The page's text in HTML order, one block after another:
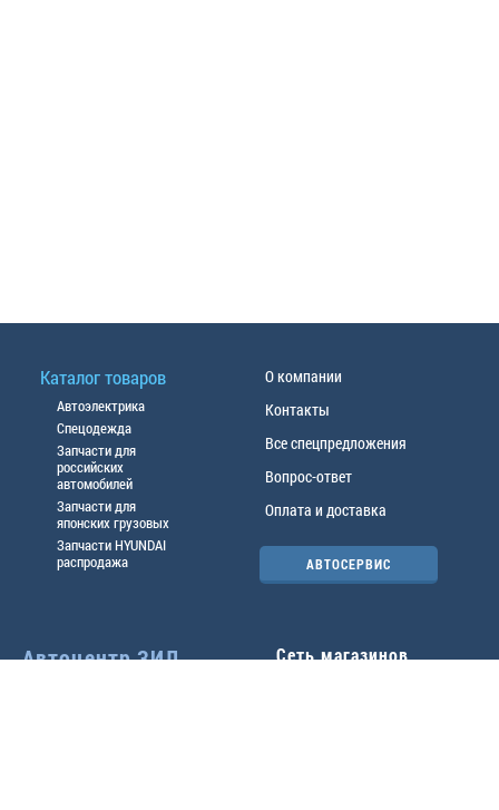
Каталог товаров
Автоэлектрика
Спецодежда
Запчасти для
российских
автомобилей
Запчасти для
японских грузовых
Запчасти HYUNDAI
распродажа
О компании
Контакты
Все спецпредложения
Вопрос-ответ
Оплата и доставка
АВТОСЕРВИС
Автоцентр ЗИЛ
Сеть магазинов